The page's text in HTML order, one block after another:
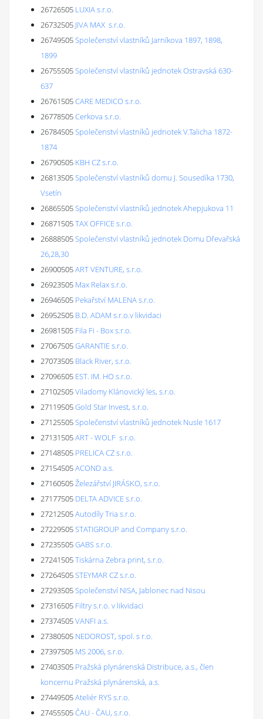
26726505 LUXIA s.r.o.
26732505 JIVA MAX s.r.o.
26749505Společenství vlastníků Jarníkova 1897, 1898,
1899
26755505Společenství vlastníků jednotek Ostravská 630-
637
26761505CARE MEDICO s.r.o.
26778505Cerkova s.r.o.
26784505Společenství vlastníků jednotek V.Talicha 1872-
1874
26790505 KBH CZ s.r.o.
26813505Společenství vlastníků domu J. Sousedíka 1730,
Vsetín
26865505Společenství vlastníků jednotek Ahepjukova 11
26871505TAX OFFICE s.r.o.
26888505Společenství vlastníků jednotek Domu Dřevařská
26,28,30
26900505ART VENTURE, s.r.o.
26923505 Max Relax s.r.o.
26946505 Pekařství MALENA s.r.o.
26952505 B.D. ADAM s.r.o.v likvidaci
26981505 Fila Fi - Box s.r.o.
27067505GARANTIE s.r.o.
27073505 Black River, s.r.o.
27096505 EST. IM. HO s.r.o.
27102505Viladomy Klánovický les, s.r.o.
27119505Gold Star Invest, s.r.o.
27125505Společenství vlastníků jednotek Nusle 1617
27131505ART - WOLF s.r.o.
27148505 PRELICA CZ s.r.o.
27154505ACOND a.s.
27160505Železářství JIRÁSKO, s.r.o.
27177505 DELTA ADVICE s.r.o.
27212505Autodíly Tria s.r.o.
27229505STATIGROUP and Company s.r.o.
27235505GABS s.r.o.
27241505Tiskárna Zebra print, s.r.o.
27264505STEYMAR CZ s.r.o.
27293505Společenství NISA, Jablonec nad Nisou
27316505 Filtry s.r.o. v likvidaci
27374505VANFI a.s.
27380505 NEDOROST, spol. s r.o.
27397505 MS 2006, s.r.o.
27403505 Pražská plynárenská Distribuce, a.s., člen
koncernu Pražská plynárenská, a.s.
27449505Ateliér RYS s.r.o.
27455505ČAU - ČAU, s.r.o.